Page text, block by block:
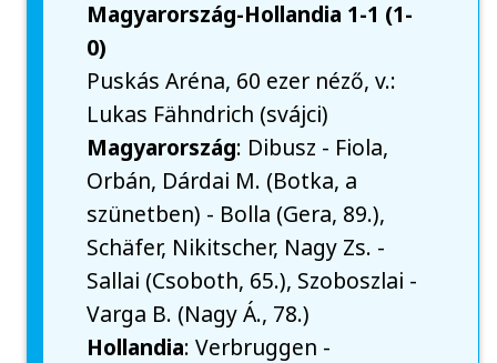
Magyarország-Hollandia 1-1 (1-
0)
Puskás Aréna, 60 ezer néző, v.:
Lukas Fähndrich (svájci)
Magyarország: Dibusz - Fiola,
Orbán, Dárdai M. (Botka, a
szünetben) - Bolla (Gera, 89.),
Schäfer, Nikitscher, Nagy Zs. -
Sallai (Csoboth, 65.), Szoboszlai -
Varga B. (Nagy Á., 78.)
Hollandia: Verbruggen -